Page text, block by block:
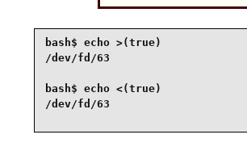
bash$ echo >(true)
/dev/fd/63
bash$ echo <(true)
/dev/fd/63